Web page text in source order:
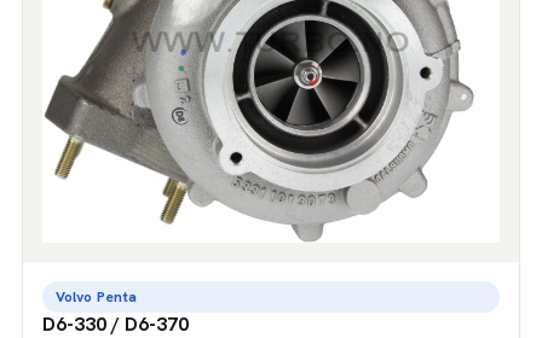
Volvo Penta
D6-330 / D6-370